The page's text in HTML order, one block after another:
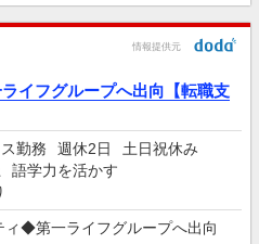
情報提供元
イフグループへ出向【転職支
勤務 週休2日
土日祝休み
語学力を活かす
ィ◆第一ライフグループへ出向